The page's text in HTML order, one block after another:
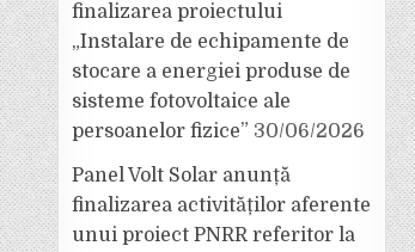
finalizarea proiectului
„Instalare de echipamente de
stocare a energiei produse de
sisteme fotovoltaice ale
persoanelor fizice” 30/06/2026
Panel Volt Solar anunță
finalizarea activităților aferente
unui proiect PNRR referitor la